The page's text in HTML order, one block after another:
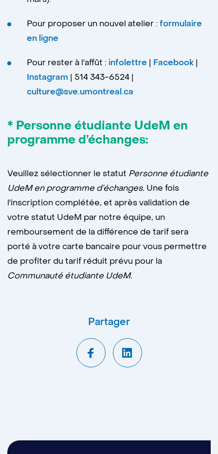
Pour proposer un nouvel atelier : formulaire
en ligne
Pour rester à l'affût : infolettre | Facebook |
Instagram | 514 343-6524 |
culture@sve.umontreal.ca
* Personne étudiante UdeM en
programme d’échanges:
Veuillez sélectionner le statut Personne étudiante
UdeM en programme d’échanges. Une fois
l'inscription complétée, et après validation de
votre statut UdeM par notre équipe, un
remboursement de la différence de tarif sera
porté à votre carte bancaire pour vous permettre
de profiter du tarif réduit prévu pour la
Communauté étudiante UdeM.
Partager